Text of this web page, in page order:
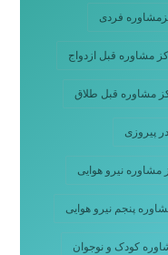
فردی
مشاوره قبل ازدواج
مشاوره قبل طلاق
پیروزی
مشاوره نیرو هوایی
پنجم نیرو هوایی
کودک و نوجوان